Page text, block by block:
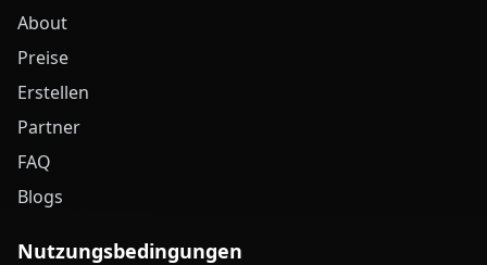
About
Preise
Erstellen
Partner
FAQ
Blogs
Nutzungsbedingungen